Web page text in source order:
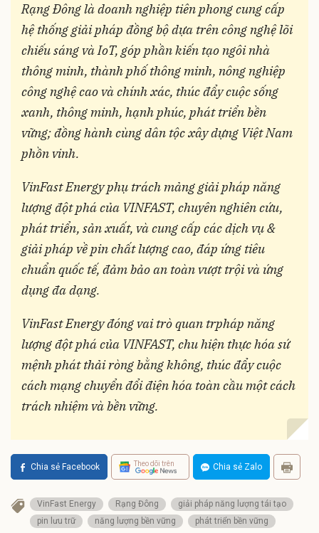
Rạng Đông là doanh nghiệp tiên phong cung cấp
hệ thống giải pháp đồng bộ dựa trên công nghệ lõi
chiếu sáng và IoT, góp phần kiến tạo ngôi nhà
thông minh, thành phố thông minh, nông nghiệp
công nghệ cao và chính xác, thúc đẩy cuộc sống
xanh, thông minh, hạnh phúc, phát triển bền
vững; đồng hành cùng dân tộc xây dựng Việt Nam
phồn vinh.
VinFast Energy phụ trách mảng giải pháp năng
lượng đột phá của VINFAST, chuyên nghiên cứu,
phát triển, sản xuất, và cung cấp các dịch vụ &
giải pháp về pin chất lượng cao, đáp ứng tiêu
chuẩn quốc tế, đảm bảo an toàn vượt trội và ứng
dụng đa dạng.
VinFast Energy đóng vai trò quan trpháp năng
lượng đột phá của VINFAST, chu hiện thực hóa sứ
mệnh phát thải ròng bằng không, thúc đẩy cuộc
cách mạng chuyển đổi điện hóa toàn cầu một cách
trách nhiệm và bền vững.
Chia sẻ Facebook Theo dõi trên Chia sẻ Zalo
VinFast Energy Rạng Đông
giải pháp năng lượng tái tạo
pin lưu trữ
năng lượng bền vững phát triển bền vững